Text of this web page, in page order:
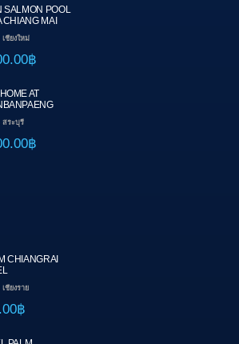
SALMON POOL
CHIANG MAI
ชียงใหม่
฿
AT
สระบุรี
฿
CHIANGRAI
ชียงราย
฿